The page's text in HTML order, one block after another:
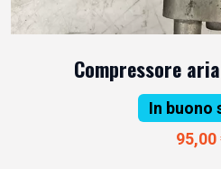
Compressore
In buono
95,00